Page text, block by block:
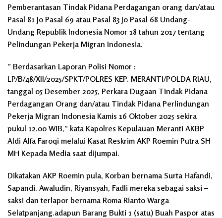
Pemberantasan Tindak Pidana Perdagangan orang dan/atau
Pasal 81 Jo Pasal 69 atau Pasal 83 Jo Pasal 68 Undang-
Undang Republik Indonesia Nomor 18 tahun 2017 tentang
Pelindungan Pekerja Migran Indonesia.
” Berdasarkan Laporan Polisi Nomor :
LP/B/48/XII/2025/SPKT/POLRES KEP. MERANTI/POLDA RIAU,
tanggal 05 Desember 2025, Perkara Dugaan Tindak Pidana
Perdagangan Orang dan/atau Tindak Pidana Perlindungan
Pekerja Migran Indonesia Kamis 16 Oktober 2025 sekira
pukul 12.00 WIB,” kata Kapolres Kepulauan Meranti AKBP
Aldi Alfa Faroqi melalui Kasat Reskrim AKP Roemin Putra SH
MH Kepada Media saat dijumpai.
Dikatakan AKP Roemin pula, Korban bernama Surta Hafandi,
Sapandi. Awaludin, Riyansyah, Fadli mereka sebagai saksi –
saksi dan terlapor bernama Roma Rianto Warga
Selatpanjang.adapun Barang Bukti 1 (satu) Buah Paspor atas